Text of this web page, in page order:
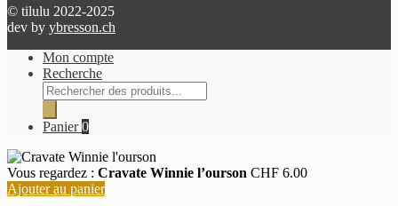
© tilulu 2022-2025
dev by ybresson.ch
Mon compte
Recherche
Recherche
de
produits
Panier0
Vous regardez : Cravate Winnie l’ourson CHF 6.00
Ajouter au panier